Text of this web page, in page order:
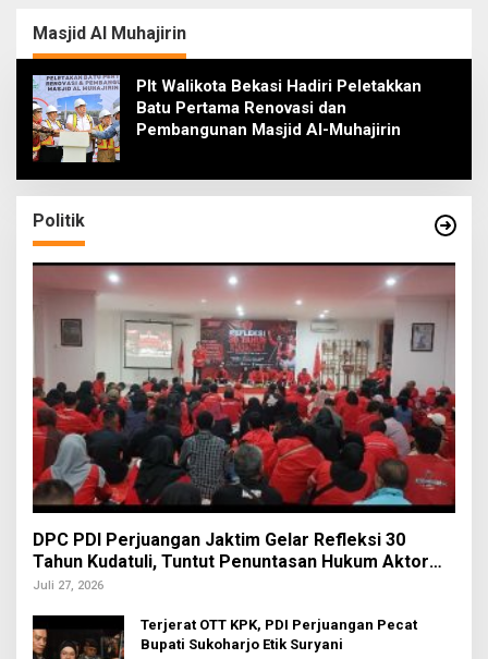
Malaysia
Masjid Al Muhajirin
Plt Walikota Bekasi Hadiri Peletakkan
Batu Pertama Renovasi dan
Pembangunan Masjid Al-Muhajirin
Politik
DPC PDI Perjuangan Jaktim Gelar Refleksi 30
Tahun Kudatuli, Tuntut Penuntasan Hukum Aktor
Intelektual
Juli 27, 2026
Terjerat OTT KPK, PDI Perjuangan Pecat
Bupati Sukoharjo Etik Suryani